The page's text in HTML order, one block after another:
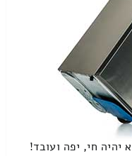
יהיה חי, יפה ועובד!